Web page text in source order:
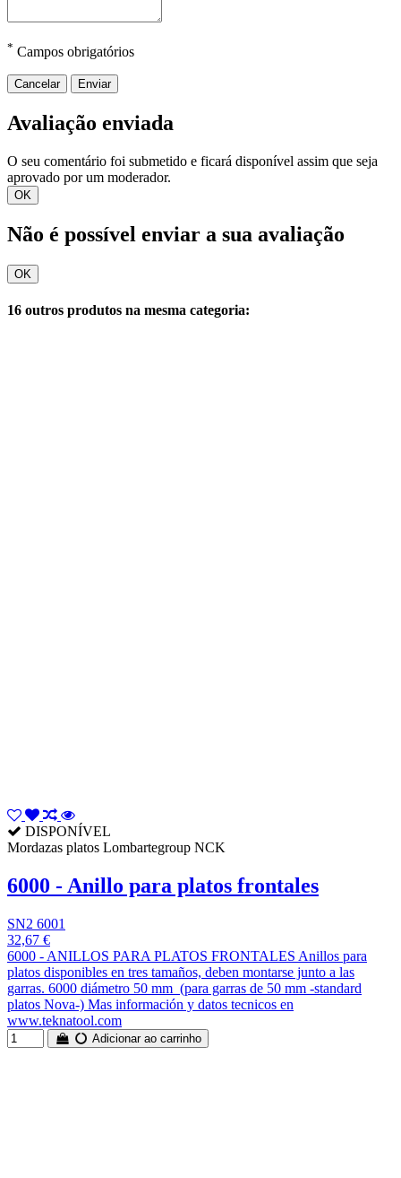
* Campos obrigatórios
Cancelar Enviar
Avaliação enviada
O seu comentário foi submetido e ficará disponível assim que seja
aprovado por um moderador.
OK
Não é possível enviar a sua avaliação
OK
16 outros produtos na mesma categoria:
DISPONÍVEL
Mordazas platos Lombartegroup NCK
6000 - Anillo para platos frontales
SN2 6001
32,67 €
6000 - ANILLOS PARA PLATOS FRONTALES Anillos para
platos disponibles en tres tamaños, deben montarse junto a las
garras. 6000 diámetro 50 mm (para garras de 50 mm -standard
platos Nova-) Mas información y datos tecnicos en
www.teknatool.com
Adicionar ao carrinho